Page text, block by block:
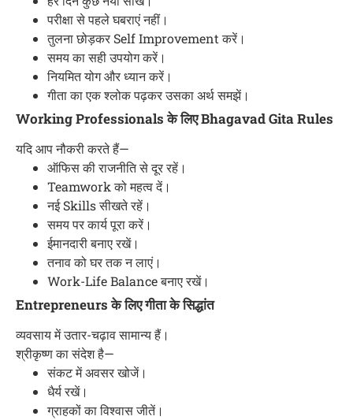
परीक्षा से पहले घबराएं नहीं।
तुलना छोड़कर Self Improvement करें।
समय का सही उपयोग करें।
नियमित योग और ध्यान करें।
गीता का एक श्लोक पढ़कर उसका अर्थ समझें।
Working Professionals के लिए Bhagavad Gita Rules
यदि आप नौकरी करते हैं—
ऑफिस की राजनीति से दूर रहें।
Teamwork को महत्व दें।
नई Skills सीखते रहें।
समय पर कार्य पूरा करें।
ईमानदारी बनाए रखें।
तनाव को घर तक न लाएं।
Work-Life Balance बनाए रखें।
Entrepreneurs के लिए गीता के सिद्धांत
व्यवसाय में उतार-चढ़ाव सामान्य हैं।
श्रीकृष्ण का संदेश है—
संकट में अवसर खोजें।
धैर्य रखें।
ग्राहकों का विश्वास जीतें।